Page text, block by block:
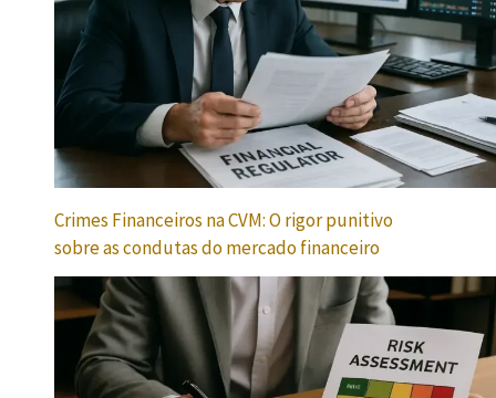
Crimes Financeiros na CVM: O rigor punitivo
sobre as condutas do mercado financeiro